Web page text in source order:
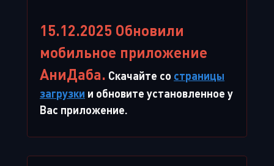
15.12.2025 Обновили
мобильное приложение
АниДаба. Скачайте со страницы
загрузки и обновите установленное у
Вас приложение.